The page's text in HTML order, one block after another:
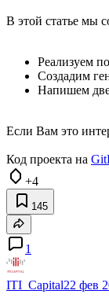
В этой статье мы
Реализуем
Создадим
Напишем две
Если Вам это
Код проекта на
+4
145
1
ITI_Capital22 фев